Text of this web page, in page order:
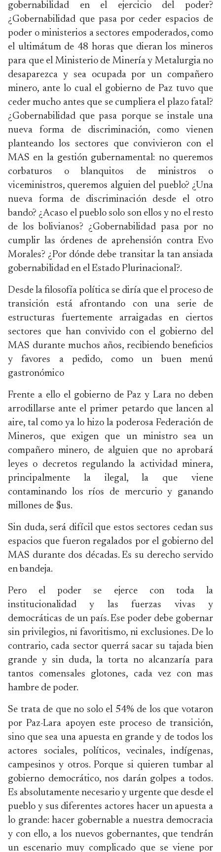
gobernabilidad en el ejercicio del poder?
¿Gobernabilidad que pasa por ceder espacios de
poder o ministerios a sectores empoderados, como
el ultimátum de 48 horas que dieran los mineros
para que el Ministerio de Minería y Metalurgia no
desaparezca y sea ocupada por un compañero
minero, ante lo cual el gobierno de Paz tuvo que
ceder mucho antes que se cumpliera el plazo fatal?
¿Gobernabilidad que pasa porque se instale una
nueva forma de discriminación, como vienen
planteando los sectores que convivieron con el
MAS en la gestión gubernamental: no queremos
corbaturos o blanquitos de ministros o
viceministros, queremos alguien del pueblo? ¿Una
nueva forma de discriminación desde el otro
bando? ¿Acaso el pueblo solo son ellos y no el resto
de los bolivianos? ¿Gobernabilidad pasa por no
cumplir las órdenes de aprehensión contra Evo
Morales? ¿Por dónde debe transitar la tan ansiada
gobernabilidad en el Estado Plurinacional?.
Desde la filosofía política se diría que el proceso de
transición está afrontando con una serie de
estructuras fuertemente arraigadas en ciertos
sectores que han convivido con el gobierno del
MAS durante muchos años, recibiendo beneficios
y favores a pedido, como un buen menú
gastronómico
Frente a ello el gobierno de Paz y Lara no deben
arrodillarse ante el primer petardo que lancen al
aire, tal como ya lo hizo la poderosa Federación de
Mineros, que exigen que un ministro sea un
compañero minero, de alguien que no aprobará
leyes o decretos regulando la actividad minera,
principalmente la ilegal, la que viene
contaminando los ríos de mercurio y ganando
millones de $us.
Sin duda, será difícil que estos sectores cedan sus
espacios que fueron regalados por el gobierno del
MAS durante dos décadas. Es su derecho servido
en bandeja.
Pero el poder se ejerce con toda la
institucionalidad y las fuerzas vivas y
democráticas de un país. Ese poder debe gobernar
sin privilegios, ni favoritismo, ni exclusiones. De lo
contrario, cada sector querrá sacar su tajada bien
grande y sin duda, la torta no alcanzaría para
tantos comensales glotones, cada vez con mas
hambre de poder.
Se trata de que no solo el 54% de los que votaron
por Paz-Lara apoyen este proceso de transición,
sino que sea una apuesta en grande y de todos los
actores sociales, políticos, vecinales, indígenas,
campesinos y otros. Porque si quieren tumbar al
gobierno democrático, nos darán golpes a todos.
Es absolutamente necesario y urgente que desde el
pueblo y sus diferentes actores hacer un apuesta a
lo grande: hacer gobernable a nuestra democracia
y con ello, a los nuevos gobernantes, que tendrán
un escenario muy complicado que se viene por